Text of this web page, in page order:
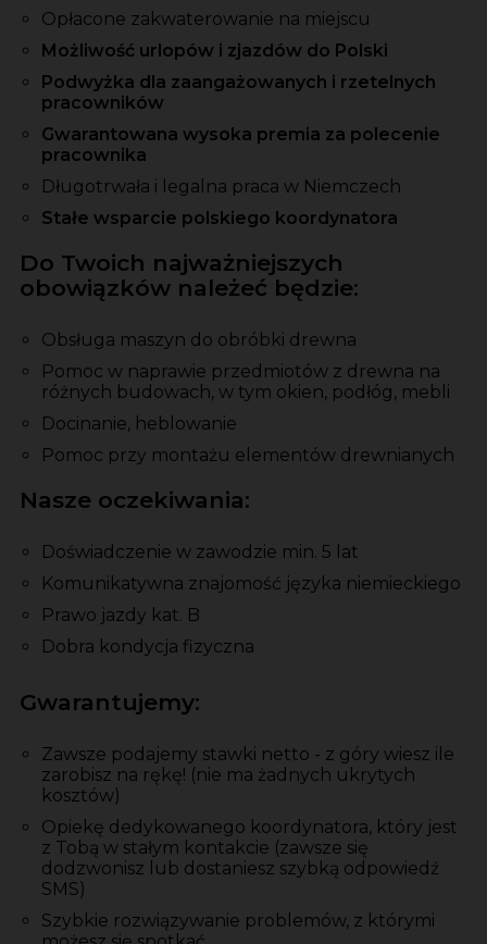
Opłacone zakwaterowanie na miejscu
Możliwość urlopów i zjazdów do Polski
Podwyżka dla zaangażowanych i rzetelnych
pracowników
Gwarantowana wysoka premia za polecenie
pracownika
Długotrwała i legalna praca w Niemczech
Stałe wsparcie polskiego koordynatora
Do Twoich najważniejszych
obowiązków należeć będzie:
Obsługa maszyn do obróbki drewna
Pomoc w naprawie przedmiotów z drewna na
różnych budowach, w tym okien, podłóg, mebli
Docinanie, heblowanie
Pomoc przy montażu elementów drewnianych
Nasze oczekiwania:
Doświadczenie w zawodzie min. 5 lat
Komunikatywna znajomość języka niemieckiego
Prawo jazdy kat. B
Dobra kondycja fizyczna
Gwarantujemy:
Zawsze podajemy stawki netto - z góry wiesz ile
zarobisz na rękę! (nie ma żadnych ukrytych
kosztów)
Opiekę dedykowanego koordynatora, który jest
z Tobą w stałym kontakcie (zawsze się
dodzwonisz lub dostaniesz szybką odpowiedź
SMS)
Szybkie rozwiązywanie problemów, z którymi